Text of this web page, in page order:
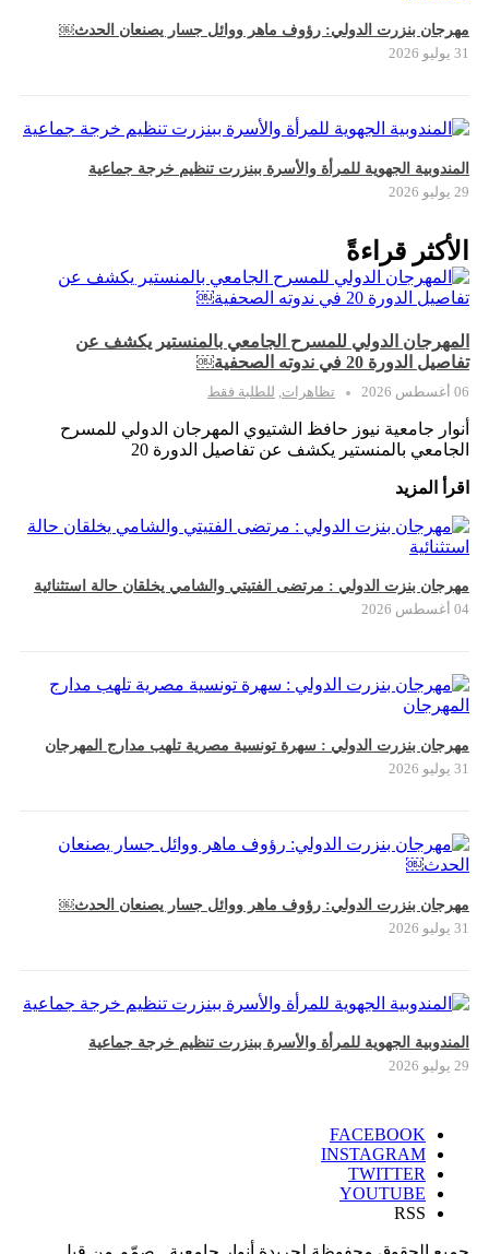
مهرجان بنزرت الدولي: رؤوف ماهر ووائل جسار يصنعان الحدث￼
31 يوليو 2026
المندوبية الجهوية للمرأة والأسرة ببنزرت تنظيم خرجة جماعية
29 يوليو 2026
الأكثر قراءةً
المهرجان الدولي للمسرح الجامعي بالمنستير يكشف عن
تفاصيل الدورة 20 في ندوته الصحفية￼
06 أغسطس 2026 تظاهرات للطلبة فقط
أنوار جامعية نيوز حافظ الشتيوي المهرجان الدولي للمسرح
الجامعي بالمنستير يكشف عن تفاصيل الدورة 20
اقرأ المزيد
مهرجان بنزت الدولي : مرتضى الفتيتي والشامي يخلقان حالة استثنائية
04 أغسطس 2026
مهرجان بنزرت الدولي : سهرة تونسية مصرية تلهب مدارج المهرجان
31 يوليو 2026
مهرجان بنزرت الدولي: رؤوف ماهر ووائل جسار يصنعان الحدث￼
31 يوليو 2026
المندوبية الجهوية للمرأة والأسرة ببنزرت تنظيم خرجة جماعية
29 يوليو 2026
FACEBOOK
INSTAGRAM
TWITTER
YOUTUBE
RSS